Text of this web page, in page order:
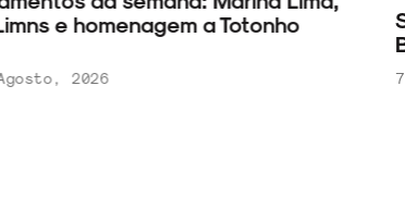
e homenagem a Totonho
2026